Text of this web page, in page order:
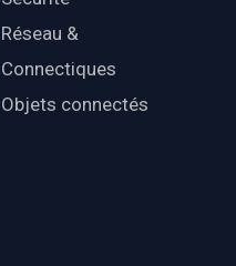
Réseau &
Connectiques
Objets connectés